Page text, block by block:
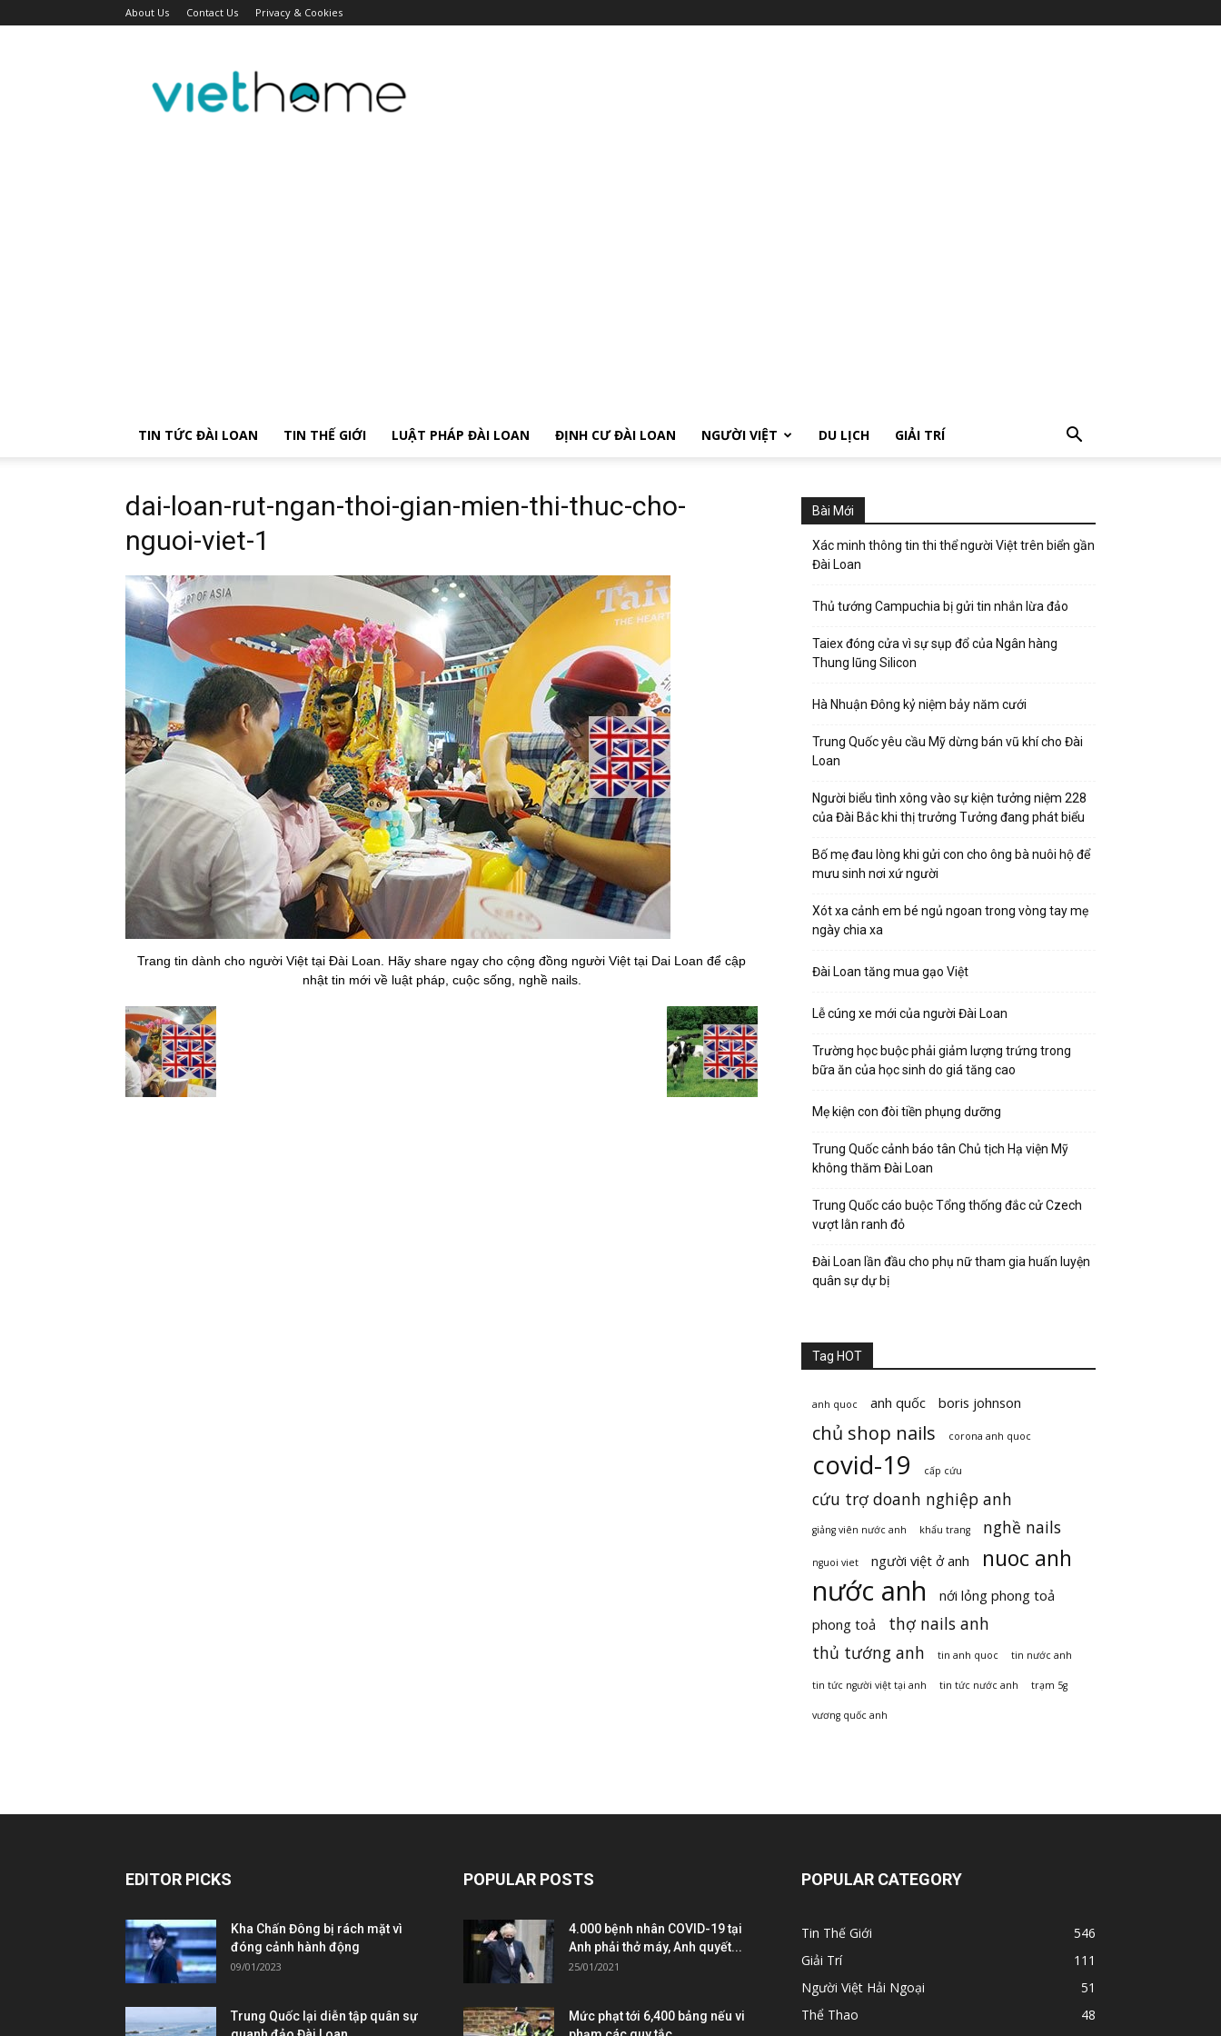
About Us Contact Us Privacy & Cookies
người
Việt
TIN TỨC ĐÀI LOAN TIN THẾ GIỚI LUẬT PHÁP ĐÀI LOAN ĐỊNH CƯ ĐÀI LOAN NGƯỜI VIỆT DU LỊCH GIẢI TRÍ
dai-loan-rut-ngan-thoi-gian-mien-thi-thuc-cho-
nguoi-viet-1
Trang tin dành cho người Việt tại Đài Loan. Hãy share ngay cho cộng đồng người Việt tại Dai Loan để cập
nhật tin mới về luật pháp, cuộc sống, nghề nails.
Bài Mới
Xác minh thông tin thi thể người Việt trên biển gần
Đài Loan
Thủ tướng Campuchia bị gửi tin nhắn lừa đảo
Taiex đóng cửa vì sự sụp đổ của Ngân hàng
Thung lũng Silicon
Hà Nhuận Đông kỷ niệm bảy năm cưới
Trung Quốc yêu cầu Mỹ dừng bán vũ khí cho Đài
Loan
Người biểu tình xông vào sự kiện tưởng niệm 228
của Đài Bắc khi thị trưởng Tưởng đang phát biểu
Bố mẹ đau lòng khi gửi con cho ông bà nuôi hộ để
mưu sinh nơi xứ người
Xót xa cảnh em bé ngủ ngoan trong vòng tay mẹ
ngày chia xa
Đài Loan tăng mua gạo Việt
Lễ cúng xe mới của người Đài Loan
Trường học buộc phải giảm lượng trứng trong
bữa ăn của học sinh do giá tăng cao
Mẹ kiện con đòi tiền phụng dưỡng
Trung Quốc cảnh báo tân Chủ tịch Hạ viện Mỹ
không thăm Đài Loan
Trung Quốc cáo buộc Tổng thống đắc cử Czech
vượt lằn ranh đỏ
Đài Loan lần đầu cho phụ nữ tham gia huấn luyện
quân sự dự bị
Tag HOT
anh quoc anh quốc boris johnson
chủ shop nails corona anh quoc
covid-19 cấp cứu
cứu trợ doanh nghiệp anh
giảng viên nước anh khẩu trang nghề nails
nguoi viet người việt ở anh nuoc anh
nước anh
nới lỏng phong toả
phong toả
thợ nails anh
thủ tướng anh
tin anh quoc tin nước anh
tin tức người việt tại anh tin tức nước anh trạm 5g
vương quốc anh
EDITOR PICKS
Kha Chấn Đông bị rách mặt vì
đóng cảnh hành động
09/01/2023
Trung Quốc lại diễn tập quân sự
POPULAR POSTS
4.000 bệnh nhân COVID-19 tại
Anh phải thở máy, Anh quyết...
25/01/2021
Mức phạt tới 6,400 bảng nếu vi
POPULAR CATEGORY
Tin Thế Giới
546
Giải Trí
111
Người Việt Hải Ngoại
51
Thể Thao
48